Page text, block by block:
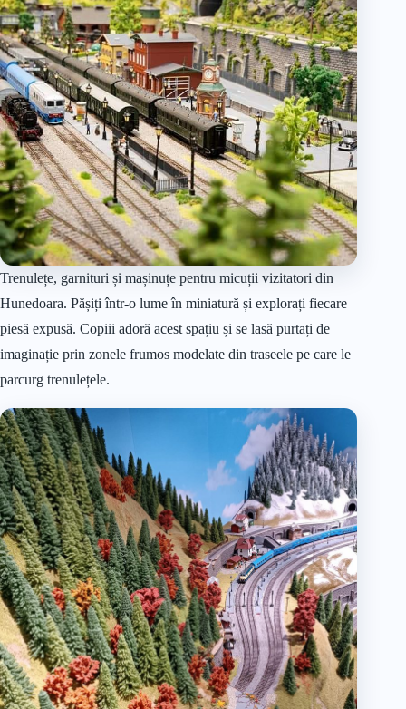
Trenulețe, garnituri și mașinuțe pentru micuții vizitatori din
Hunedoara. Pășiți într-o lume în miniatură și explorați fiecare
piesă expusă. Copiii adoră acest spațiu și se lasă purtați de
imaginație prin zonele frumos modelate din traseele pe care le
parcurg trenulețele.